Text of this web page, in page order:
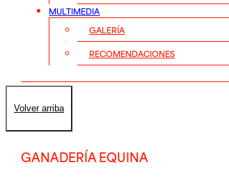
MULTIMEDIA
GALERÍA
RECOMENDACIONES
Volver arriba
GANADERÍA EQUINA